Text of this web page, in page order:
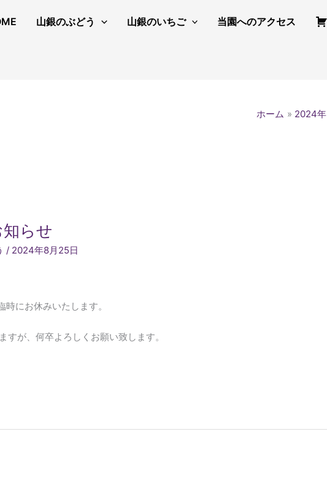
山銀のぶどう 山銀のいちご 当園へのアクセス
ホーム 2024年
らせ
/ 2024年8月25日
にお休みいたします。
すが、何卒よろしくお願い致します。